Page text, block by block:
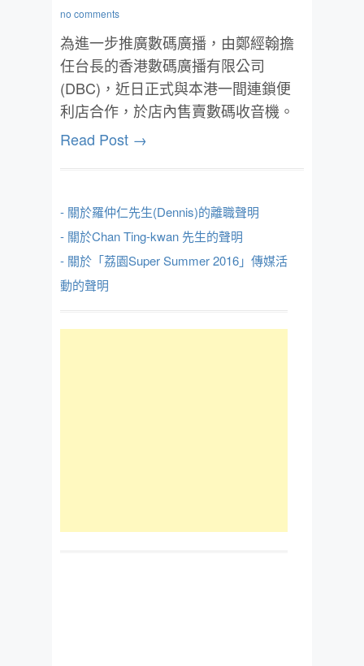
no comments
為進一步推廣數碼廣播，由鄭經翰擔
任台長的香港數碼廣播有限公司
(DBC)，近日正式與本港一間連鎖便
利店合作，於店內售賣數碼收音機。
Read Post →
- 關於羅仲仁先生(Dennis)的離職聲明
- 關於Chan Ting-kwan 先生的聲明
- 關於「荔園Super Summer 2016」傳媒活
動的聲明